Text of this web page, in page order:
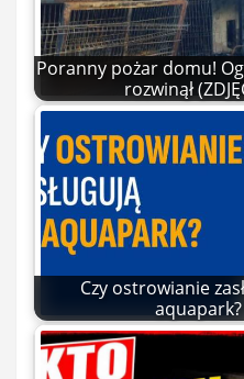
Poranny pożar domu!
rozwinął
Czy ostrowianie
aquapark?